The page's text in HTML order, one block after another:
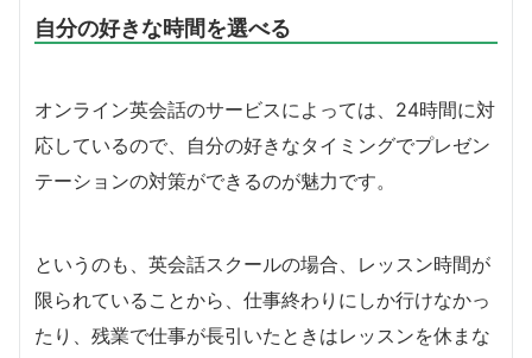
自分の好きな時間を選べる
オンライン英会話のサービスによっては、24時間に対
応しているので、自分の好きなタイミングでプレゼン
テーションの対策ができるのが魅力です。
というのも、英会話スクールの場合、レッスン時間が
限られていることから、仕事終わりにしか行けなかっ
たり、残業で仕事が長引いたときはレッスンを休まな